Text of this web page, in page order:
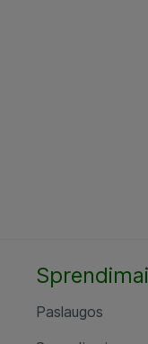
Paslaugos